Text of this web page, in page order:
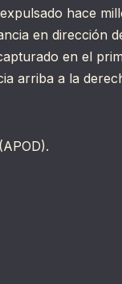
hace
en dirección
en el
arriba a la
(APOD).